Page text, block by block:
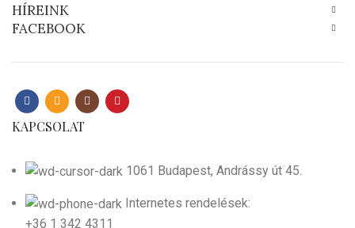
HÍREINK
FACEBOOK
KAPCSOLAT
1061 Budapest, Andrássy út 45.
Internetes rendelések:
+36 1 342 4311